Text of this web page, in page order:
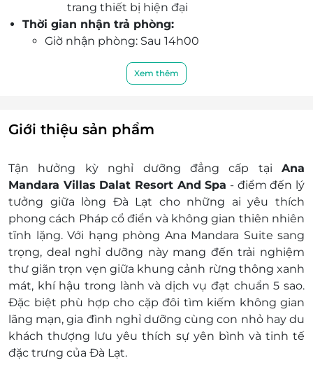
đãi giới hạn, xác nhận tức thì, giữ chỗ dễ dàng
cho kỳ nghỉ lý tưởng.
trang thiết bị hiện đại
Thời gian nhận trả phòng:
Giờ nhận phòng: Sau 14h00
Check in sớm - Check out muộn: Tùy thuộc
Điều kiện đặt & nhận phòng:
Cần đặt trước ít nhất 7 - 10 ngày trước ngày
Giai đoạn cao điểm cần đặt trước 3 tuần
Điều kiện hoãn/hủy phòng:
Hủy trước 30 ngày miễn phí, tính phí dịch vụ
LifeLink.vn
Hủy từ 15 ngày đến ngày lưu trú: mất 100%
voucher
Không áp dụng hủy, hoàn, thay đổi vào các
ngày cao điểm và Lễ Tết
Lưu ý:
Giá chỉ áp dụng cho ngày thường; giai đoạn
cao điểm/đỉnh điểm/Lễ Tết cần liên hệ
LifeLink để biết chính sách phụ thu và tình
Xem thêm
Giới thiệu sản phẩm
Tận hưởng kỳ nghỉ dưỡng đẳng cấp tại Ana
Mandara Villas Dalat Resort And Spa - điểm đến lý
tưởng giữa lòng Đà Lạt cho những ai yêu thích
phong cách Pháp cổ điển và không gian thiên nhiên
tĩnh lặng. Với hạng phòng Ana Mandara Suite sang
trọng, deal nghỉ dưỡng này mang đến trải nghiệm
thư giãn trọn vẹn giữa khung cảnh rừng thông xanh
mát, khí hậu trong lành và dịch vụ đạt chuẩn 5 sao.
Đặc biệt phù hợp cho cặp đôi tìm kiếm không gian
lãng mạn, gia đình nghỉ dưỡng cùng con nhỏ hay du
khách thượng lưu yêu thích sự yên bình và tinh tế
đặc trưng của Đà Lạt.